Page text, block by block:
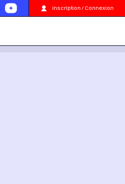
inscription / Connexion